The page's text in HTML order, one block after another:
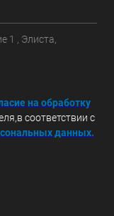
1 , Элиста,
на обработку
соответствии с
данных.